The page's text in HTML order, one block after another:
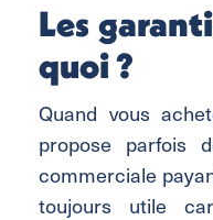
Les
quoi ?
Quand vous
propose parfois
commerciale
toujours utile